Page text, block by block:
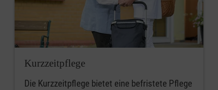
Kurzzeitpflege
Die Kurzzeitpflege bietet eine befristete Pflege